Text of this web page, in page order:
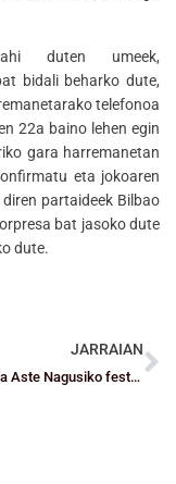
duten umeek,
bidali beharko dute,
telefonoa
22a baino lehen egin
gara harremanetan
eta jokoaren
partaideek Bilbao
bat jasoko dute
dute.
JARRAIAN
Saskibaloia Aste Nagusiko festara batu zen